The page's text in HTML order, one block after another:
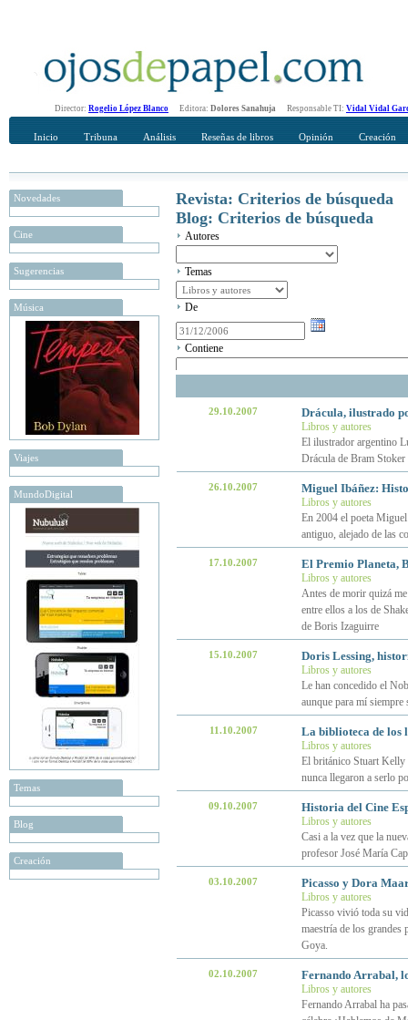
Director: Rogelio López Blanco Editora: Dolores Sanahuja Responsable TI: Vidal Vidal
Inicio Tribuna Análisis Reseñas de libros Opinión Creación
Novedades
Cine
Sugerencias
Música
Viajes
MundoDigital
Temas
Blog
Creación
Revista: Criterios de búsqueda
Blog: Criterios de búsqueda
Autores
Temas
De
Contiene
29.10.2007 Drácula, ilustrado
Libros y autores
El ilustrador argentino
Drácula de Bram
26.10.2007 Miguel Ibáñez:
Libros y autores
En 2004 el poeta
antiguo, alejado de las
17.10.2007 El Premio Planeta,
Libros y autores
Antes de morir quizá
entre ellos a los de
de Boris Izaguirre
15.10.2007 Doris Lessing,
Libros y autores
Le han concedido el
aunque para mí siempre
11.10.2007 La biblioteca de los
Libros y autores
El británico Stuart Kelly
nunca llegaron a serlo
09.10.2007 Historia del Cine
Libros y autores
Casi a la vez que la
profesor José María
03.10.2007 Picasso y Dora
Libros y autores
Picasso vivió toda su
maestría de los grandes
Goya.
02.10.2007 Fernando Arrabal,
Libros y autores
Fernando Arrabal ha